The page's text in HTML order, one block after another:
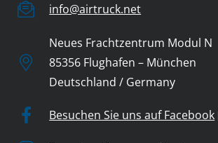
info@airtruck.net
Neues Frachtzentrum Modul N
85356 Flughafen – München
Deutschland / Germany
Besuchen Sie uns auf Facebook